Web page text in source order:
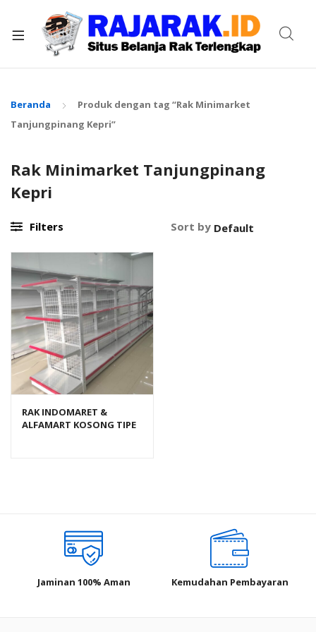
Beranda
Produk dengan tag “Rak Minimarket
Tanjungpinang Kepri”
Rak Minimarket Tanjungpinang
Kepri
Filters Sort by
RAK INDOMARET &
ALFAMART KOSONG TIPE
Jaminan 100% Aman Kemudahan Pembayaran